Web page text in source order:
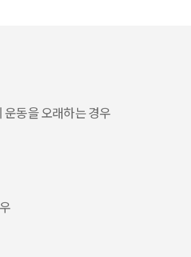
동을 오래하는 경우